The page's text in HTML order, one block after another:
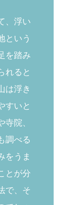
、浮い
という
を踏み
れると
は浮き
すいと
院、
調べる
をうま
とが分
で、そ